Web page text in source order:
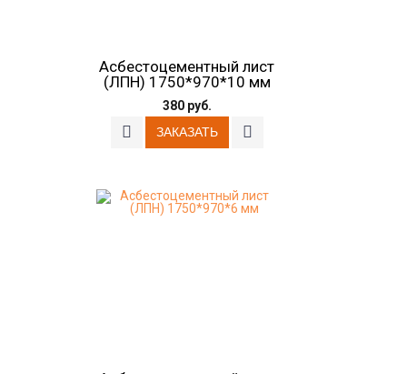
Асбестоцементный лист
(ЛПН) 1750*970*10 мм
380 руб.